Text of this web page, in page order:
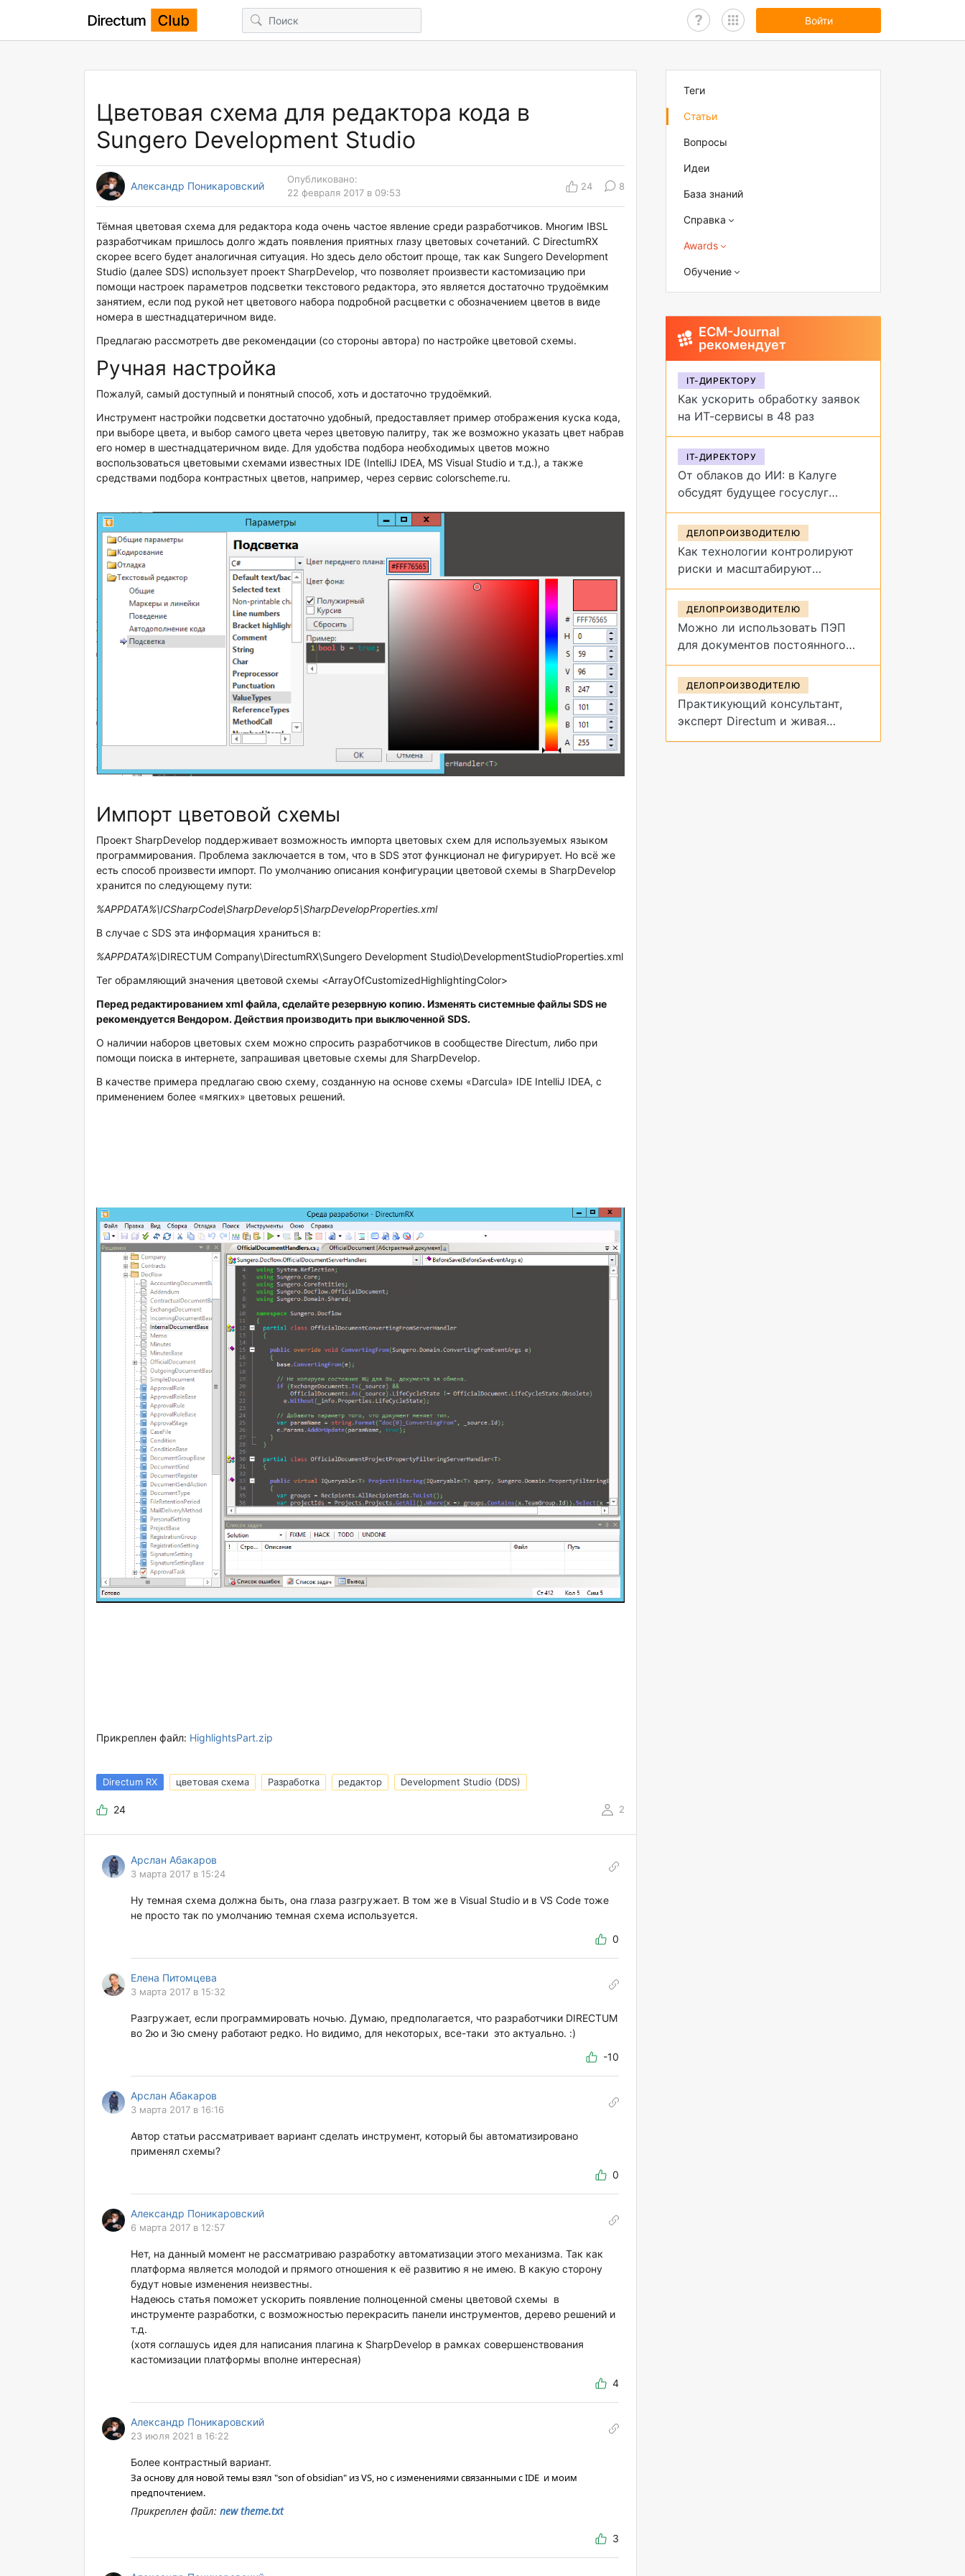
Войти
Цветовая схема для редактора кода в
Sungero Development Studio
Александр Поникаровский
Опубликовано:
22 февраля 2017 в 09:53
24 8
Тёмная цветовая схема для редактора кода очень частое явление среди разработчиков. Многим IBSL
разработчикам пришлось долго ждать появления приятных глазу цветовых сочетаний. С DirectumRX
скорее всего будет аналогичная ситуация. Но здесь дело обстоит проще, так как Sungero Development
Studio (далее SDS) использует проект SharpDevelop, что позволяет произвести кастомизацию при
помощи настроек параметров подсветки текстового редактора, это является достаточно трудоёмким
занятием, если под рукой нет цветового набора подробной расцветки с обозначением цветов в виде
номера в шестнадцатеричном виде.
Предлагаю рассмотреть две рекомендации (со стороны автора) по настройке цветовой схемы.
Ручная настройка
Пожалуй, самый доступный и понятный способ, хоть и достаточно трудоёмкий.
Инструмент настройки подсветки достаточно удобный, предоставляет пример отображения куска кода,
при выборе цвета, и выбор самого цвета через цветовую палитру, так же возможно указать цвет набрав
его номер в шестнадцатеричном виде. Для удобства подбора необходимых цветов можно
воспользоваться цветовыми схемами известных IDE (IntelliJ IDEA, MS Visual Studio и т.д.), а также
средствами подбора контрастных цветов, например, через сервис colorscheme.ru.
Импорт цветовой схемы
Проект SharpDevelop поддерживает возможность импорта цветовых схем для используемых языком
программирования. Проблема заключается в том, что в SDS этот функционал не фигурирует. Но всё же
есть способ произвести импорт. По умолчанию описания конфигурации цветовой схемы в SharpDevelop
хранится по следующему пути:
%APPDATA%\ICSharpCode\SharpDevelop5\SharpDevelopProperties.xml
В случае с SDS эта информация храниться в:
%APPDATA%\DIRECTUM Company\DirectumRX\Sungero Development Studio\DevelopmentStudioProperties.xml
Тег обрамляющий значения цветовой схемы <ArrayOfCustomizedHighlightingColor>
Перед редактированием xml файла, сделайте резервную копию. Изменять системные файлыSDS не
рекомендуется Вендором. Действия производить при выключенной SDS.
О наличии наборов цветовых схем можно спросить разработчиков в сообществе Directum, либо при
помощи поиска в интернете, запрашивая цветовые схемы для SharpDevelop.
В качестве примера предлагаю свою схему, созданную на основе схемы «Darcula» IDE IntelliJ IDEA, с
применением более «мягких» цветовых решений.
Прикреплен файл: HighlightsPart.zip
Directum RX цветовая схема Разработка редактор Development Studio (DDS)
24 2
Арслан Абакаров
3 марта 2017 в 15:24
Ну темная схема должна быть, она глаза разгружает. В том же в Visual Studio и в VS Code тоже
не просто так по умолчанию темная схема используется.
0
Елена Питомцева
3 марта 2017 в 15:32
Разгружает, если программировать ночью. Думаю, предполагается, что разработчики DIRECTUM
во 2ю и 3ю смену работают редко. Но видимо, для некоторых, все-таки это актуально. :)
-10
Арслан Абакаров
3 марта 2017 в 16:16
Автор статьи рассматривает вариант сделать инструмент, который бы автоматизировано
применял схемы?
0
Александр Поникаровский
6 марта 2017 в 12:57
Нет, на данный момент не рассматриваю разработку автоматизации этого механизма. Так как
платформа является молодой и прямого отношения к её развитию я не имею. В какую сторону
будут новые изменения неизвестны.
Надеюсь статья поможет ускорить появление полноценной смены цветовой схемы в
инструменте разработки, с возможностью перекрасить панели инструментов, дерево решений и
т.д.
(хотя соглашусь идея для написания плагина к SharpDevelop в рамках совершенствования
кастомизации платформы вполне интересная)
4
Александр Поникаровский
23 июля 2021 в 16:22
Более контрастный вариант.
За основу для новой темы взял "son of obsidian" из VS, но с изменениями связанными с IDE и моим
предпочтением.
Прикреплен файл: new theme.txt
3
Теги
Статьи
Вопросы
Идеи
База знаний
Справка
Awards
Обучение
ECM-Journal
рекомендует
IT-ДИРЕКТОРУ
Как ускорить обработку заявок
на ИТ-сервисы в 48 раз
IT-ДИРЕКТОРУ
От облаков до ИИ: в Калуге
обсудят будущее госуслуг
на форуме «Цифровая
эволюция»
ДЕЛОПРОИЗВОДИТЕЛЮ
Как технологии контролируют
риски и масштабируют
управление договорами
ДЕЛОПРОИЗВОДИТЕЛЮ
Можно ли использовать ПЭП
для документов постоянного
срока хранения?
ДЕЛОПРОИЗВОДИТЕЛЮ
Практикующий консультант,
эксперт Directum и живая
демонстрация архивных